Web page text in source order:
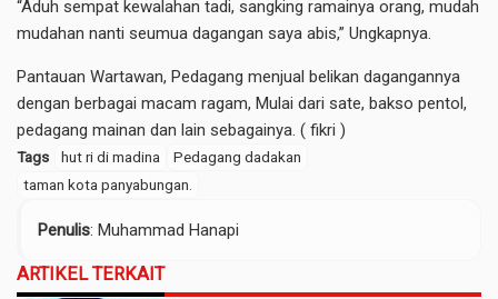
“Aduh sempat kewalahan tadi, sangking ramainya orang, mudah
mudahan nanti seumua dagangan saya abis,” Ungkapnya.
Pantauan Wartawan, Pedagang menjual belikan dagangannya
dengan berbagai macam ragam, Mulai dari sate, bakso pentol,
pedagang mainan dan lain sebagainya. ( fikri )
Tags hut ri di madina
Pedagang dadakan
taman kota panyabungan.
Penulis: Muhammad Hanapi
ARTIKEL TERKAIT